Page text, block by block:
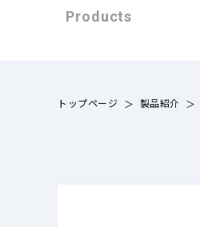
Products
トップページ 製品紹介